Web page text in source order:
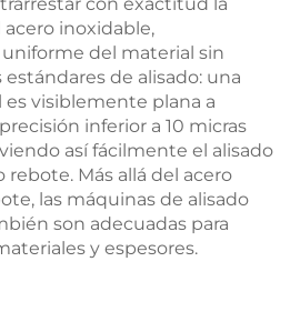
inoxidable,
del material sin
de alisado: una
es visiblemente plana a
inferior a 10 micras
así fácilmente el alisado
Más allá del acero
las máquinas de alisado
son adecuadas para
y espesores.